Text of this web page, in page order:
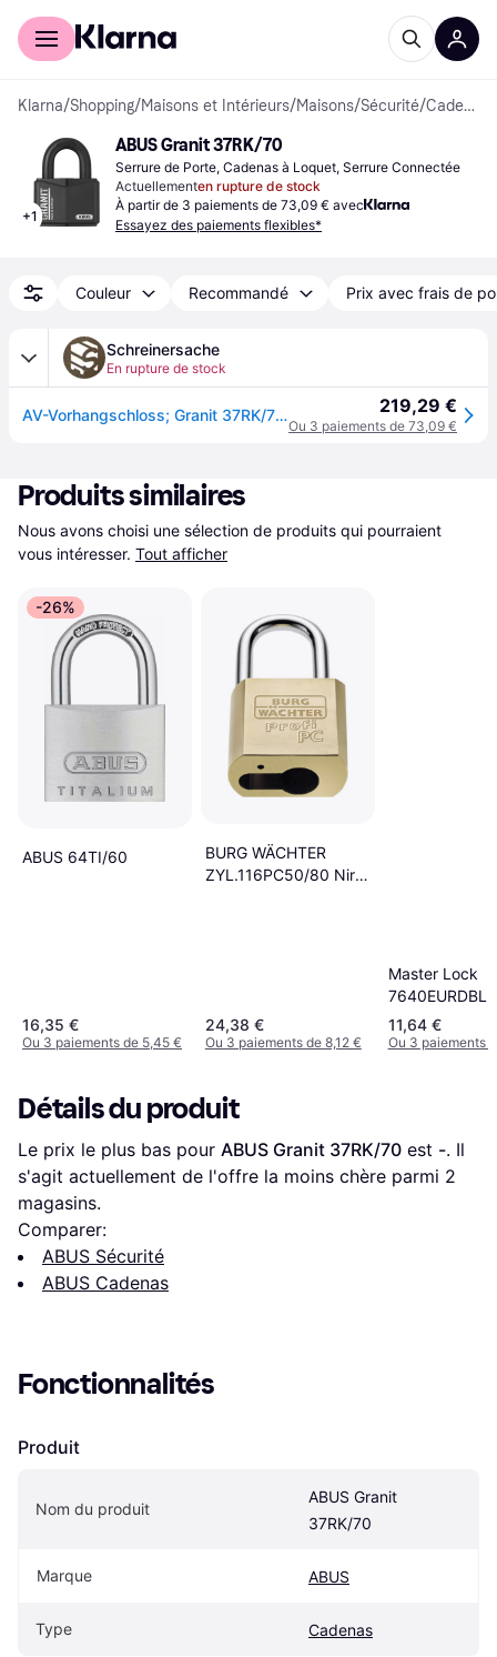
Acheter avec Klarna
Klarna/Shopping/Maisons et Intérieurs/Maisons/Sécurité/ Cadenas
+1
ABUS Granit 37RK/70
Serrure de Porte, Cadenas à Loquet, Serrure Connectée
Actuellementen rupture de stock
À partir de 3 paiements de 73,09 € avec
Essayez des paiements flexibles*
Couleur Recommandé Prix avec frais de
Schreinersache
En rupture de stock
AV-Vorhangschloss; Granit 37RK/70 B/DFNLI; Spezialstahl gehärtet schwarz 219,29 €
Ou 3 paiements de 73,09 €
Produits similaires
Nous avons choisi une sélection de produits qui pourraient
vous intéresser. Tout afficher
-26%
ABUS 64TI/60
16,35 €
Ou 3 paiements de 5,45 €
BURG WÄCHTER
ZYL.116PC50/80 Niro
24,38 €
Ou 3 paiements de 8,12 €
Master Lock
Diamètre 6
Utilitaire
11,64 €
Ou 3 paiements
Détails du produit
Le prix le plus bas pour ABUS Granit 37RK/70 est -. Il
s'agit actuellement de l'offre la moins chère parmi 2
magasins.
Comparer:
ABUS Sécurité
ABUS Cadenas
Fonctionnalités
Produit
Nom du produit
ABUS Granit
37RK/70
Marque ABUS
Type Cadenas